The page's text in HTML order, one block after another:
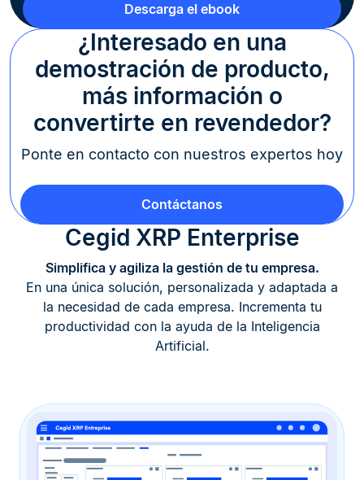
Descarga el ebook
¿Interesado en una
demostración de producto,
más información o
convertirte en revendedor?
Ponte en contacto con nuestros expertos hoy
Contáctanos
Cegid XRP Enterprise
Simplifica y agiliza la gestión de tu empresa.
En una única solución, personalizada y adaptada a
la necesidad de cada empresa. Incrementa tu
productividad con la ayuda de la Inteligencia
Artificial.